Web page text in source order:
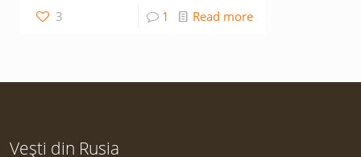
3 1 Read more
Vești din Rusia